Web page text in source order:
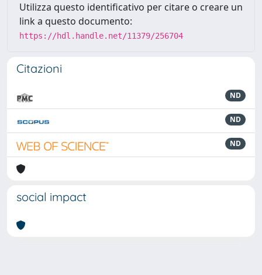
Utilizza questo identificativo per citare o creare un
link a questo documento:
https://hdl.handle.net/11379/256704
Citazioni
ND
ND
ND
social impact